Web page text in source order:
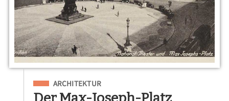
Eingeordnet unter
ARCHITEKTUR